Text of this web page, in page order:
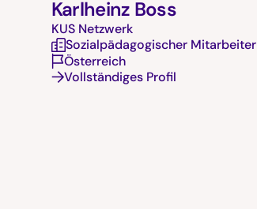
Karlheinz Boss
KUS Netzwerk
Sozialpädagogischer Mitarbeiter
Österreich
Vollständiges Profil